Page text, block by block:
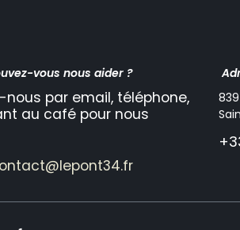
vous nous aider ?
par email, téléphone,
au café pour nous